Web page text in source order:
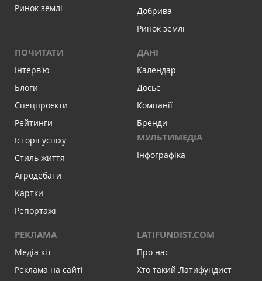
Ринок землі
Добрива
Ринок землі
ПОЧИТАТИ
Інтервʼю
Блоги
Спецпроєкти
Рейтинги
Історії успіху
Стиль життя
Агродебати
Картки
Репортажі
ДАНІ
Календар
Досьє
Компанії
Бренди
МУЛЬТИМЕДІА
Інфографіка
РЕКЛАМА
Медіа кіт
Реклама на сайті
LATIFUNDIST.COM
Про нас
Хто такий Латифундист